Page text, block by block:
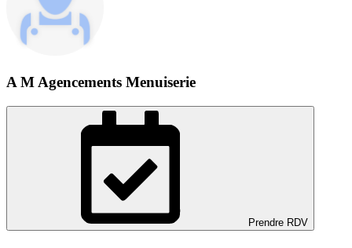
A M Agencements Menuiserie
Prendre RDV